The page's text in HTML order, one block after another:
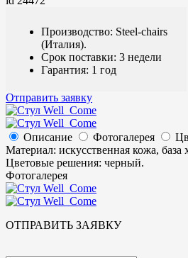
Производство: Steel-chairs
(Италия).
Срок поставки: 3 недели
Гарантия: 1 год
Отправить заявку
Описание Фотогалерея
Материал: искусственная кожа,
Цветовые решения: черный.
Фотогалерея
ОТПРАВИТЬ ЗАЯВКУ